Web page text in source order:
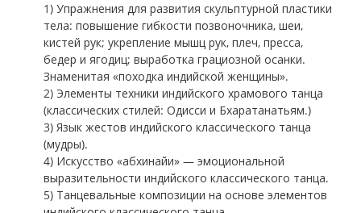
1) Упражнения для развития скульптурной пластики
тела: повышение гибкости позвоночника, шеи,
кистей рук; укрепление мышц рук, плеч, пресса,
бедер и ягодиц; выработка грациозной осанки.
Знаменитая «походка индийской женщины».
2) Элементы техники индийского храмового танца
(классических стилей: Одисси и Бхаратанатьям.)
3) Язык жестов индийского классического танца
(мудры).
4) Искусство «абхинайи» — эмоциональной
выразительности индийского классического танца.
5) Танцевальные композиции на основе элементов